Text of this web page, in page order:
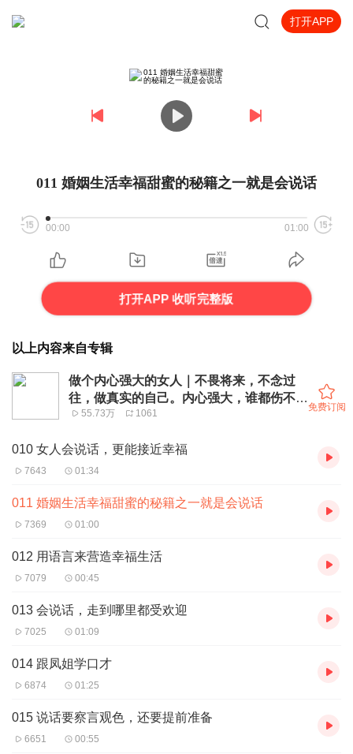
打开APP
011 婚姻生活幸福甜蜜的秘籍之一就是会说话
00:00 01:00
打开APP 收听完整版
以上内容来自专辑
做个内心强大的女人｜不畏将来，不念过
往，做真实的自己。内心强大，谁都伤不了
你 55.73万 1061
免费订阅
010 女人会说话，更能接近幸福
7643 01:34
011 婚姻生活幸福甜蜜的秘籍之一就是会说话
7369 01:00
012 用语言来营造幸福生活
7079 00:45
013 会说话，走到哪里都受欢迎
7025 01:09
014 跟凤姐学口才
6874 01:25
015 说话要察言观色，还要提前准备
6651 00:55